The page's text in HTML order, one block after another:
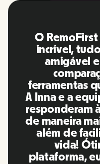
O
incrível,
amigável
ferramentas
A Inna e a
responderam
de maneira
além de
vida!
plataforma,